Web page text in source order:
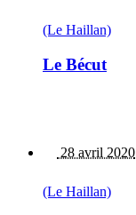
(Le Haillan)
Le Bécut
28 avril 2020
(Le Haillan)